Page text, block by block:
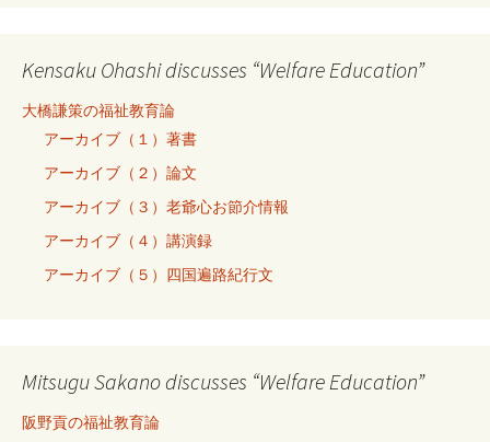
Kensaku Ohashi discusses “Welfare Education”
大橋謙策の福祉教育論
アーカイブ（１）著書
アーカイブ（２）論文
アーカイブ（３）老爺心お節介情報
アーカイブ（４）講演録
アーカイブ（５）四国遍路紀行文
Mitsugu Sakano discusses “Welfare Education”
阪野貢の福祉教育論